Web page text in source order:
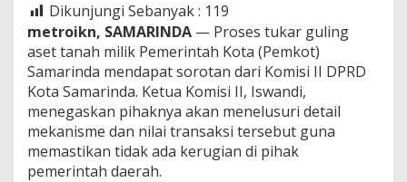
Dikunjungi Sebanyak : 119
metroikn, SAMARINDA — Proses tukar guling
aset tanah milik Pemerintah Kota (Pemkot)
Samarinda mendapat sorotan dari Komisi II DPRD
Kota Samarinda. Ketua Komisi II, Iswandi,
menegaskan pihaknya akan menelusuri detail
mekanisme dan nilai transaksi tersebut guna
memastikan tidak ada kerugian di pihak
pemerintah daerah.